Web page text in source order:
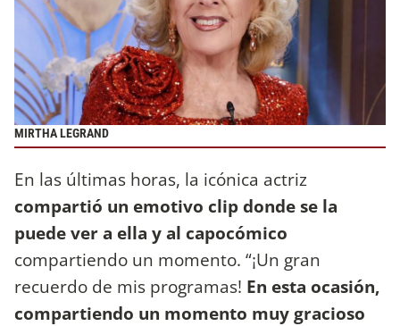
MIRTHA LEGRAND
En las últimas horas, la icónica actriz
compartió un emotivo clip donde se la
puede ver a ella y al capocómico
compartiendo un momento. “¡Un gran
recuerdo de mis programas! En esta ocasión,
compartiendo un momento muy gracioso